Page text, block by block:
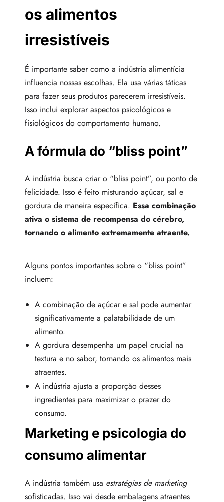
os alimentos
irresistíveis
É importante saber como a indústria alimentícia
influencia nossas escolhas. Ela usa várias táticas
para fazer seus produtos parecerem irresistíveis.
Isso inclui explorar aspectos psicológicos e
fisiológicos do comportamento humano.
A fórmula do “bliss point”
A indústria busca criar o “bliss point”, ou ponto de
felicidade. Isso é feito misturando açúcar, sal e
gordura de maneira específica. Essa combinação
ativa o sistema de recompensa do cérebro,
tornando o alimento extremamente atraente.
Alguns pontos importantes sobre o “bliss point”
incluem:
A combinação de açúcar e sal pode aumentar
significativamente a palatabilidade de um
alimento.
A gordura desempenha um papel crucial na
textura e no sabor, tornando os alimentos mais
atraentes.
A indústria ajusta a proporção desses
ingredientes para maximizar o prazer do
consumo.
Marketing e psicologia do
consumo alimentar
A indústria também usa estratégias de marketing
sofisticadas. Isso vai desde embalagens atraentes